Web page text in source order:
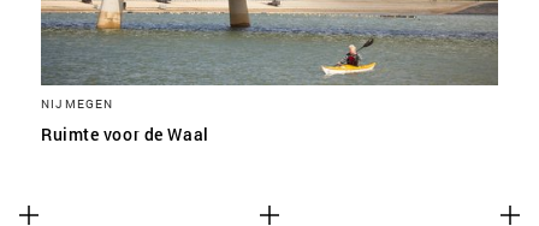
NIJMEGEN
Ruimte voor de Waal